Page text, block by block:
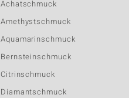
Achatschmuck
Amethystschmuck
Aquamarinschmuck
Bernsteinschmuck
Citrinschmuck
Diamantschmuck